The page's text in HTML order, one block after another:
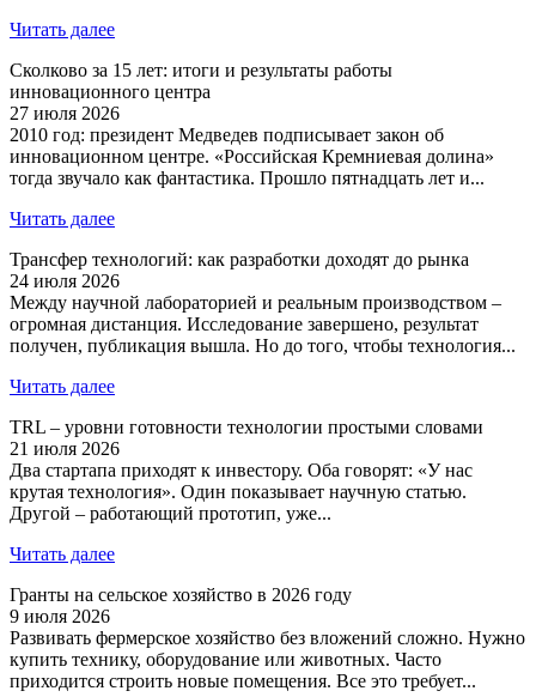
Читать далее
Сколково за 15 лет: итоги и результаты работы
инновационного центра
27 июля 2026
2010 год: президент Медведев подписывает закон об
инновационном центре. «Российская Кремниевая долина»
тогда звучало как фантастика. Прошло пятнадцать лет и...
Читать далее
Трансфер технологий: как разработки доходят до рынка
24 июля 2026
Между научной лабораторией и реальным производством –
огромная дистанция. Исследование завершено, результат
получен, публикация вышла. Но до того, чтобы технология...
Читать далее
TRL – уровни готовности технологии простыми словами
21 июля 2026
Два стартапа приходят к инвестору. Оба говорят: «У нас
крутая технология». Один показывает научную статью.
Другой – работающий прототип, уже...
Читать далее
Гранты на сельское хозяйство в 2026 году
9 июля 2026
Развивать фермерское хозяйство без вложений сложно. Нужно
купить технику, оборудование или животных. Часто
приходится строить новые помещения. Все это требует...